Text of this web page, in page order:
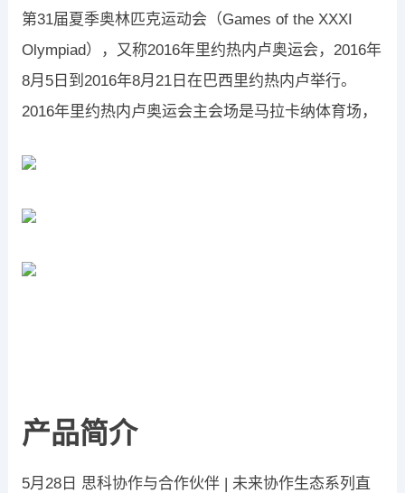
第31届夏季奥林匹克运动会（Games of the XXXI
Olympiad），又称2016年里约热内卢奥运会，2016年
8月5日到2016年8月21日在巴西里约热内卢举行。
2016年里约热内卢奥运会主会场是马拉卡纳体育场，
产品简介
5月28日 思科协作与合作伙伴 | 未来协作生态系列直